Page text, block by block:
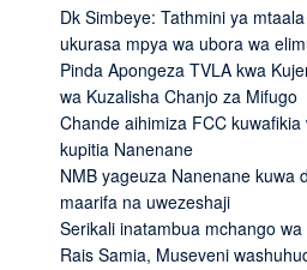
Dk Simbeye: Tathmini ya
ukurasa mpya wa ubora wa
Pinda Apongeza TVLA kwa
wa Kuzalisha Chanjo za Mifugo
Chande aihimiza FCC
kupitia Nanenane
NMB yageuza Nanenane kuwa
maarifa na uwezeshaji
Serikali inatambua mchango
Rais Samia, Museveni